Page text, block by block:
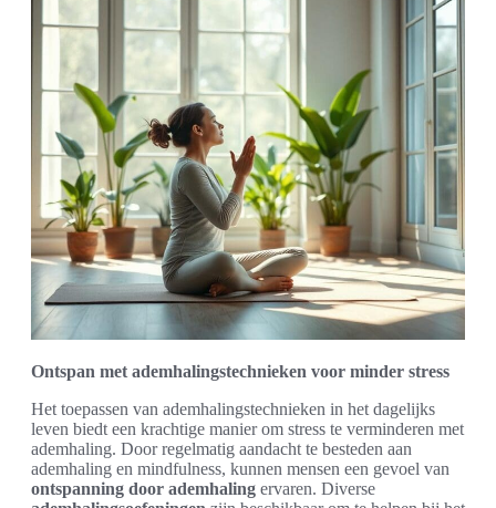
Ontspan met ademhalingstechnieken voor minder stress
Het toepassen van ademhalingstechnieken in het dagelijks
leven biedt een krachtige manier om stress te verminderen met
ademhaling. Door regelmatig aandacht te besteden aan
ademhaling en mindfulness, kunnen mensen een gevoel van
ontspanning door ademhaling ervaren. Diverse